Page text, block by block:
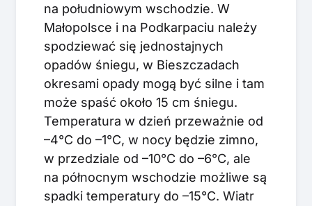
na południowym wschodzie. W
Małopolsce i na Podkarpaciu należy
spodziewać się jednostajnych
opadów śniegu, w Bieszczadach
okresami opady mogą być silne i tam
może spaść około 15 cm śniegu.
Temperatura w dzień przeważnie od
–4°C do –1°C, w nocy będzie zimno,
w przedziale od –10°C do –6°C, ale
na północnym wschodzie możliwe są
spadki temperatury do –15°C. Wiatr